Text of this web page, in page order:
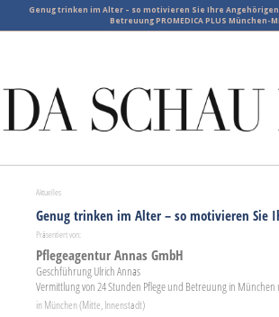
Genug trinken im Alter – so motivieren Sie Ihre
Betreuung PROMEDICA PLUS München-
Aktuelles
Genug trinken im Alter – so motivieren Sie
Präsentiert von:
Pflegeagentur Annas GmbH
Geschführung Ulrich Annas
Vermittlung von 24 Stunden Pflege und Betreuung in München
in München (Mitte, Innenstadt)